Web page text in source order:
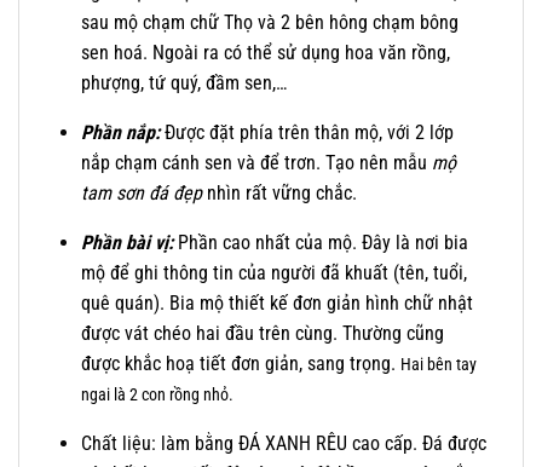
sau mộ chạm chữ Thọ và 2 bên hông chạm bông
sen hoá. Ngoài ra có thể sử dụng hoa văn rồng,
phượng, tứ quý, đầm sen,…
Phần nắp:Được đặt phía trên thân mộ, với 2 lớp
nắp chạm cánh sen và để trơn. Tạo nên mẫu mộ
tam sơn đá đẹpnhìn rất vững chắc.
Phần bài vị:Phần cao nhất của mộ. Đây là nơi bia
mộ để ghi thông tin của người đã khuất (tên, tuổi,
quê quán). Bia mộ thiết kế đơn giản hình chữ nhật
được vát chéo hai đầu trên cùng. Thường cũng
được khắc hoạ tiết đơn giản, sang trọng. Hai bên tay
ngai là 2 con rồng nhỏ.
Chất liệu: làm bằng ĐÁ XANH RÊU cao cấp. Đá được